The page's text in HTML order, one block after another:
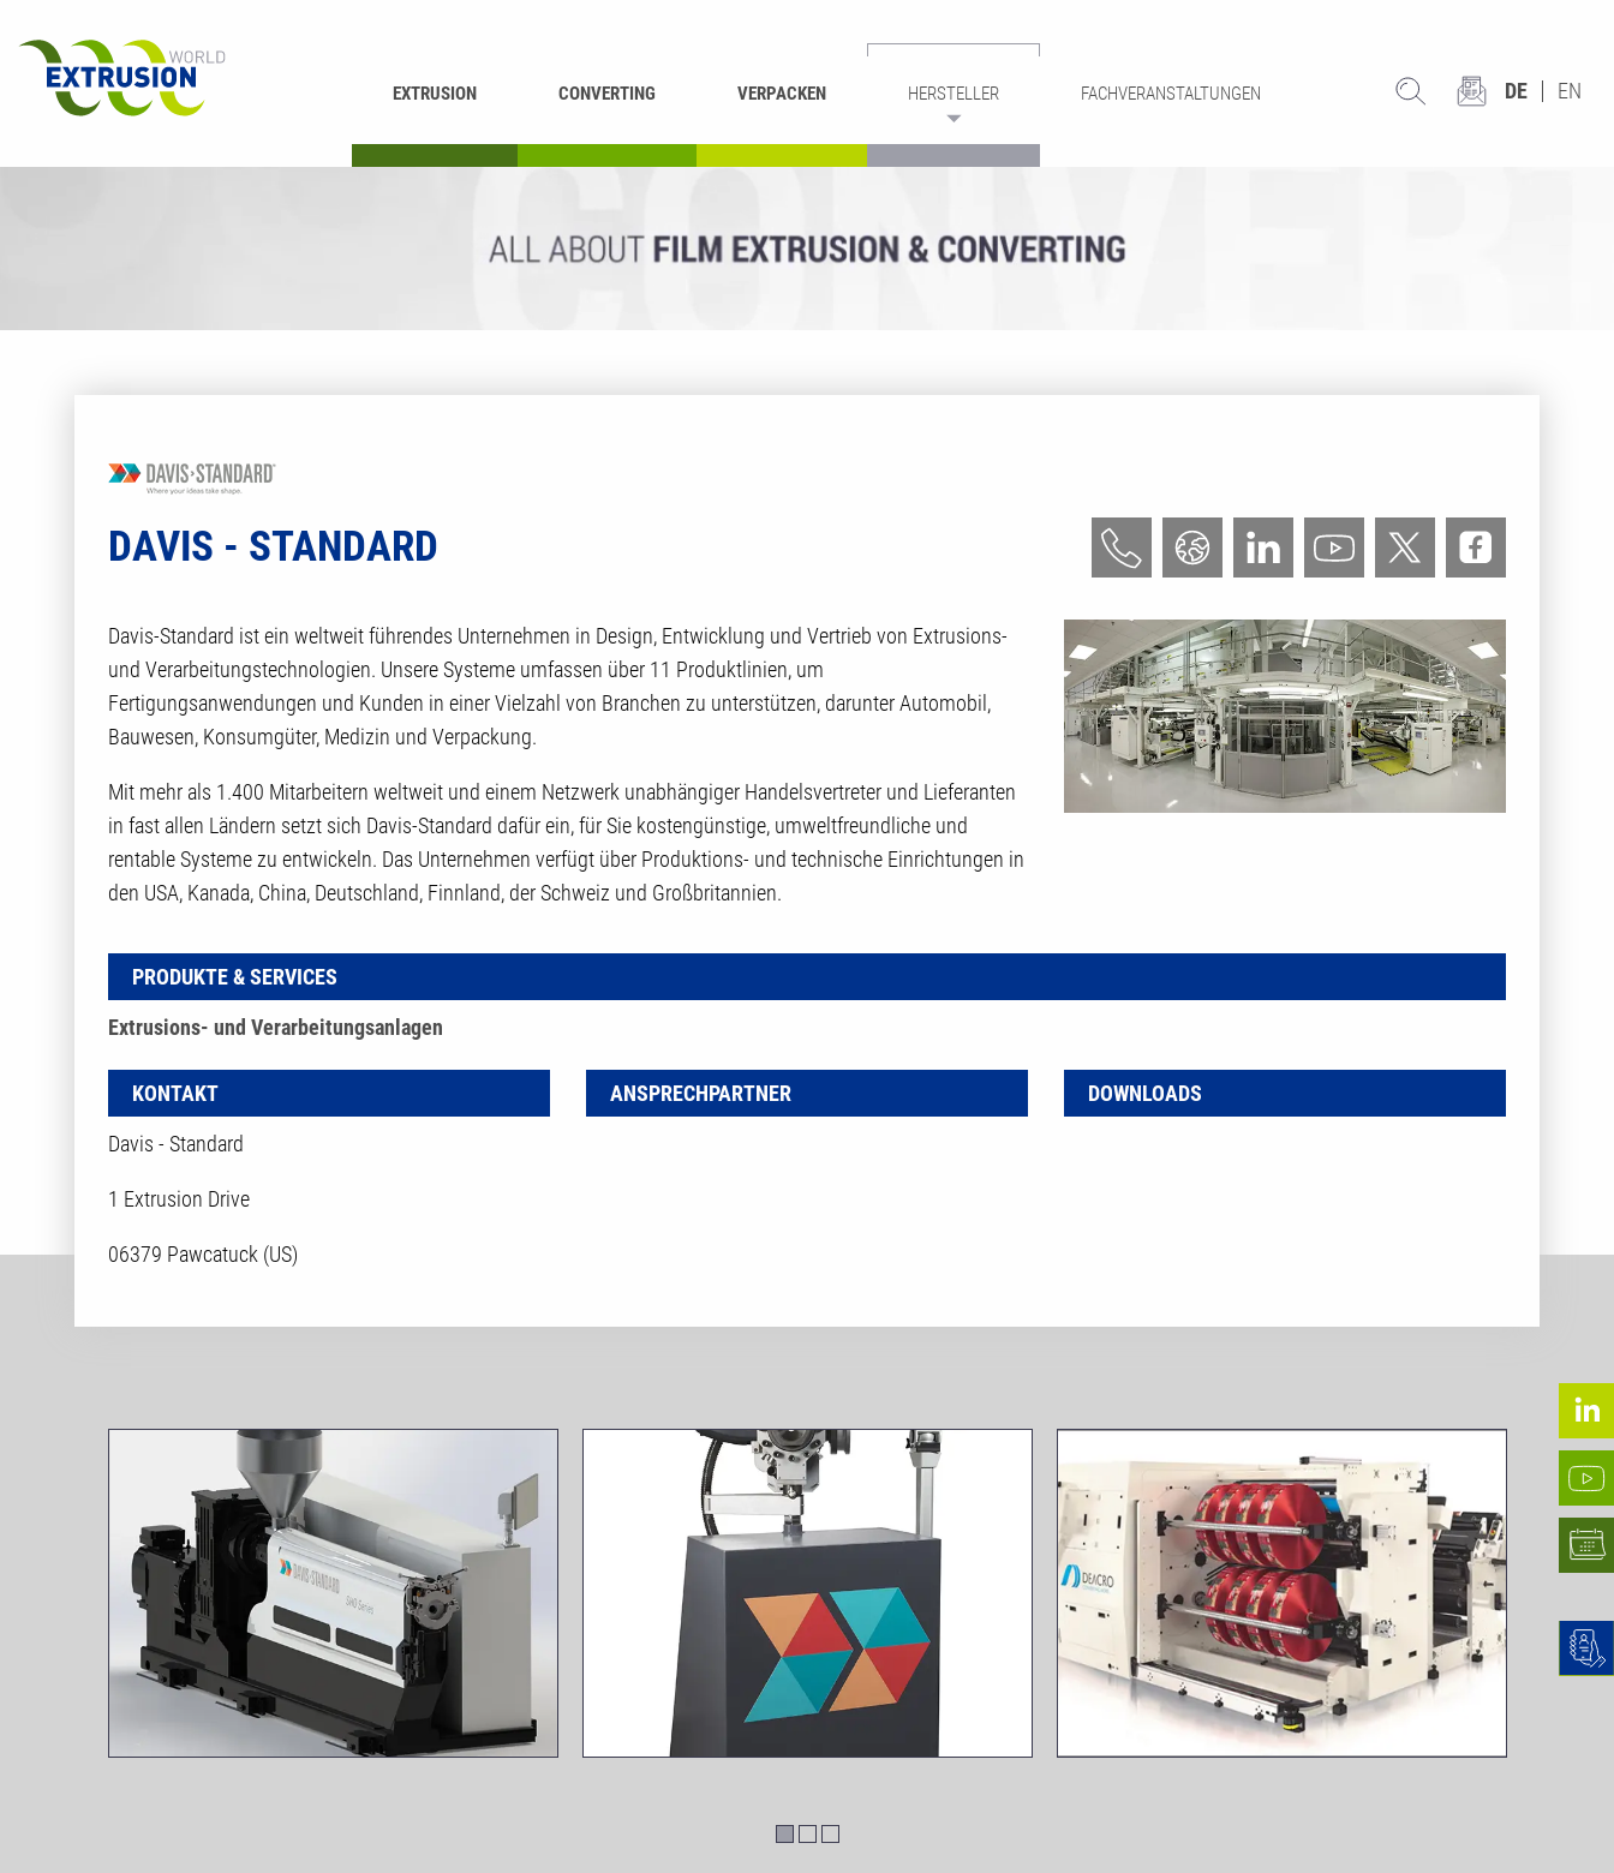
EXTRUSION CONVERTING VERPACKEN HERSTELLER FACHVERANSTALTUNGEN DE EN
DAVIS - STANDARD
Davis-Standard ist ein weltweit führendes Unternehmen in Design, Entwicklung und Vertrieb von Extrusions-
und Verarbeitungstechnologien. Unsere Systeme umfassen über 11 Produktlinien, um
Fertigungsanwendungen und Kunden in einer Vielzahl von Branchen zu unterstützen, darunter Automobil,
Bauwesen, Konsumgüter, Medizin und Verpackung.
Mit mehr als 1.400 Mitarbeitern weltweit und einem Netzwerk unabhängiger Handelsvertreter und Lieferanten
in fast allen Ländern setzt sich Davis-Standard dafür ein, für Sie kostengünstige, umweltfreundliche und
rentable Systeme zu entwickeln. Das Unternehmen verfügt über Produktions- und technische Einrichtungen in
den USA, Kanada, China, Deutschland, Finnland, der Schweiz und Großbritannien.
PRODUKTE & SERVICES
Extrusions- und Verarbeitungsanlagen
KONTAKT
Davis - Standard
1 Extrusion Drive
06379 Pawcatuck (US)
ANSPRECHPARTNER DOWNLOADS